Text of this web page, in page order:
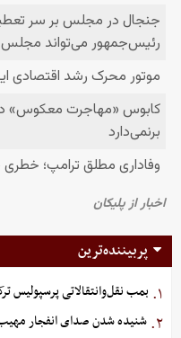
پربیننده‌ترین
۱. بمب نقل‌وانتقالاتی
۲. شنیده شدن صدای انفجار